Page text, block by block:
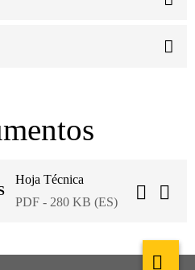
Hoja Técnica
PDF - 280 KB (ES)